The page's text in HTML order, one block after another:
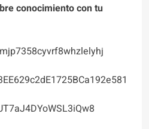
conocimiento con tu